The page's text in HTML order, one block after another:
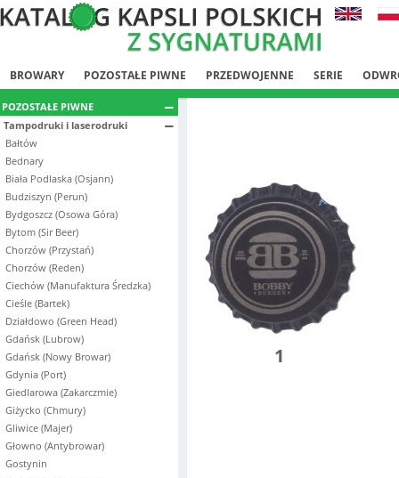
BROWARY POZOSTAŁE PIWNE PRZEDWOJENNE SERIE
POZOSTAŁE PIWNE
Tampodruki i laserodruki
Bałtów
Bednary
Biała Podlaska (Osjann)
Budziszyn (Perun)
Bydgoszcz (Osowa Góra)
Bytom (Sir Beer)
Chorzów (Przystań)
Chorzów (Reden)
Ciechów (Manufaktura Średzka)
Cieśle (Bartek)
Działdowo (Green Head)
Gdańsk (Lubrow)
Gdańsk (Nowy Browar)
Gdynia (Port)
Giedlarowa (Zakarczmie)
Giżycko (Chmury)
Gliwice (Majer)
Głowno (Antybrowar)
Gostynin
1